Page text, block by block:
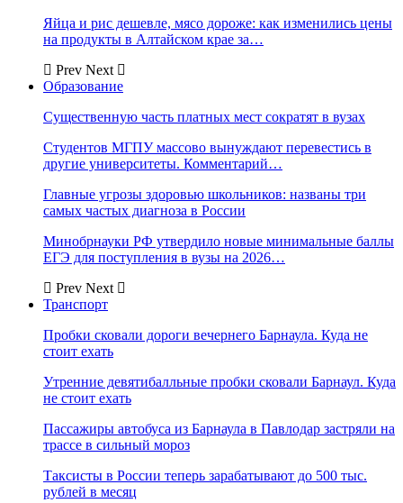
Яйца и рис дешевле, мясо дороже: как изменились цены
на продукты в Алтайском крае за…
Prev Next
Образование
Существенную часть платных мест сократят в вузах
Студентов МГПУ массово вынуждают перевестись в
другие университеты. Комментарий…
Главные угрозы здоровью школьников: названы три
самых частых диагноза в России
Минобрнауки РФ утвердило новые минимальные баллы
ЕГЭ для поступления в вузы на 2026…
Prev Next
Транспорт
Пробки сковали дороги вечернего Барнаула. Куда не
стоит ехать
Утренние девятибалльные пробки сковали Барнаул. Куда
не стоит ехать
Пассажиры автобуса из Барнаула в Павлодар застряли на
трассе в сильный мороз
Таксисты в России теперь зарабатывают до 500 тыс.
рублей в месяц